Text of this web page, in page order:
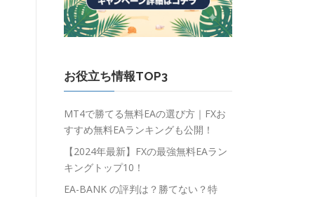
お役立ち情報TOP3
MT4で勝てる無料EAの選び方｜FXお
すすめ無料EAランキングも公開！
【2024年最新】FXの最強無料EAラン
キングトップ10！
EA-BANK の評判は？勝てない？特